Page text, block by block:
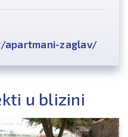
zaglav/
u blizini